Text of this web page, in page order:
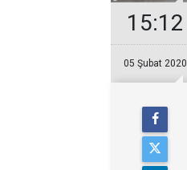
15:12
05 Şubat 2020